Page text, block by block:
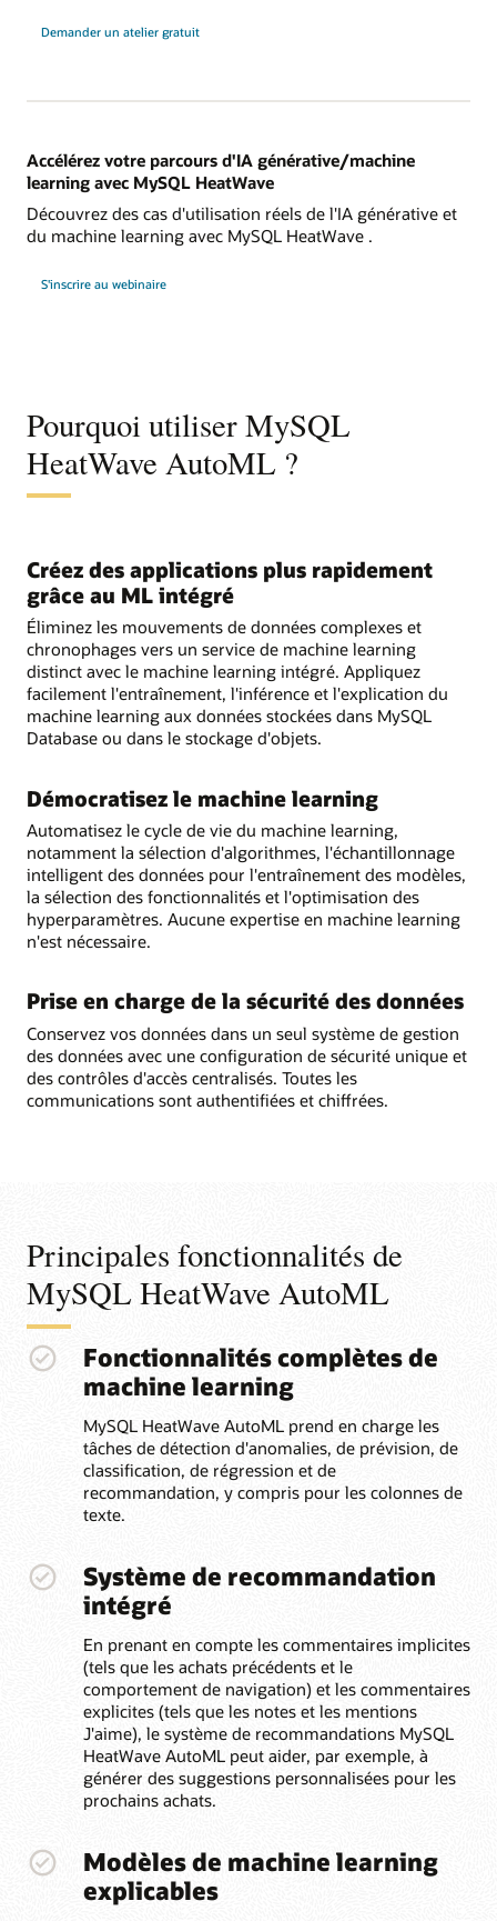
Demander un atelier gratuit
Accélérez votre parcours d'IA générative/machine
learning avec MySQL HeatWave
Découvrez des cas d'utilisation réels de l'IA générative et
du machine learning avec MySQL HeatWave .
S'inscrire au webinaire
votre
Pourquoi utiliser MySQL
HeatWave AutoML ?
Créez des applications plus rapidement
grâce au ML intégré
Éliminez les mouvements de données complexes et
chronophages vers un service de machine learning
distinct avec le machine learning intégré. Appliquez
facilement l'entraînement, l'inférence et l'explication du
machine learning aux données stockées dans MySQL
Database ou dans le stockage d'objets.
Démocratisez le machine learning
Automatisez le cycle de vie du machine learning,
notamment la sélection d'algorithmes, l'échantillonnage
intelligent des données pour l'entraînement des modèles,
la sélection des fonctionnalités et l'optimisation des
hyperparamètres. Aucune expertise en machine learning
n'est nécessaire.
Prise en charge de la sécurité des données
Conservez vos données dans un seul système de gestion
des données avec une configuration de sécurité unique et
des contrôles d'accès centralisés. Toutes les
communications sont authentifiées et chiffrées.
Principales fonctionnalités de
MySQL HeatWave AutoML
Fonctionnalités complètes de
machine learning
MySQL HeatWave AutoML prend en charge les
tâches de détection d'anomalies, de prévision, de
classification, de régression et de
recommandation, y compris pour les colonnes de
texte.
Système de recommandation
intégré
En prenant en compte les commentaires implicites
(tels que les achats précédents et le
comportement de navigation) et les commentaires
explicites (tels que les notes et les mentions
J'aime), le système de recommandations MySQL
HeatWave AutoML peut aider, par exemple, à
générer des suggestions personnalisées pour les
prochains achats.
Modèles de machine learning
explicables